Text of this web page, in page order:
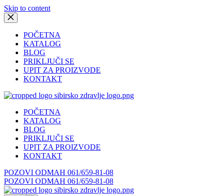
Skip to content
POČETNA
KATALOG
BLOG
PRIKLJUČI SE
UPIT ZA PROIZVODE
KONTAKT
POČETNA
KATALOG
BLOG
PRIKLJUČI SE
UPIT ZA PROIZVODE
KONTAKT
POZOVI ODMAH 061/659-81-08
POZOVI ODMAH 061/659-81-08